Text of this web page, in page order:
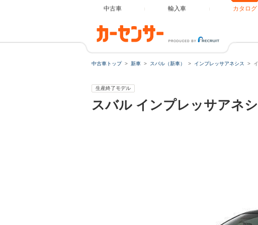
中古車 輸入車 カタログ
中古車トップ 新車 スバル（新車） インプレッサアネシス
生産終了モデル
スバル インプレッサアネ